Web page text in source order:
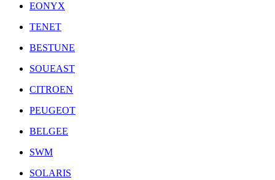
EONYX
TENET
BESTUNE
SOUEAST
CITROEN
PEUGEOT
BELGEE
SWM
SOLARIS